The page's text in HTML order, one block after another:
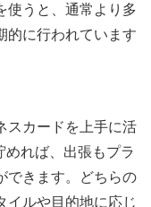
使うと、通常より多
的に行われています
スカードを上手に活
れば、出張もプラ
できます。どちらの
イルや目的地に応じ